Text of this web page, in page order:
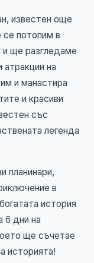
известен още
потопим в
ще разгледаме
на
и манастира
и красиви
със
легенда
планинари,
в
история
6 дни на
ще съчетае
историята!